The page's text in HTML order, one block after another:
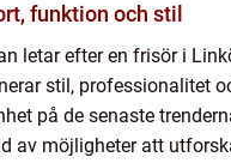
funktion och stil
letar efter en frisör i
stil, professionalitet
på de senaste
av möjligheter att